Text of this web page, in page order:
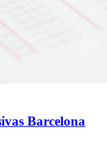
Barcelona